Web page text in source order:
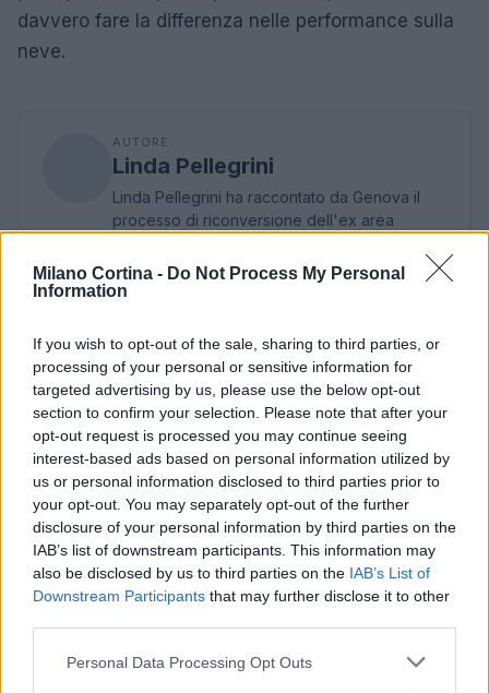
Milano Cortina - Do Not Process My Personal
Information
If you wish to opt-out of the sale, sharing to third parties, or
processing of your personal or sensitive information for
targeted advertising by us, please use the below opt-out
section to confirm your selection. Please note that after your
opt-out request is processed you may continue seeing
interest-based ads based on personal information utilized by
us or personal information disclosed to third parties prior to
your opt-out. You may separately opt-out of the further
disclosure of your personal information by third parties on the
IAB’s list of downstream participants. This information may
also be disclosed by us to third parties on the IAB’s List of
Downstream Participants that may further disclose it to other
Please note that this website/app uses one or more Google
Personal Data Processing Opt Outs
davvero fare la differenza nelle performance sulla
neve.
AUTORE
Linda Pellegrini
Linda Pellegrini ha raccontato da Genova il
processo di riconversione dell'ex area
decisiva; è caporedattore con responsabilità
sulle rubriche storiche e propone in
Laureata all'Università di Genova, conserva
un archivio di fotografie d'epoca della città.